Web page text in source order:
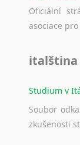
Oficiální
asociace pro
italština
Studium v
Soubor
zkušenosti